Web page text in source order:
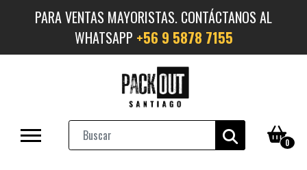
PARA VENTAS MAYORISTAS. CONTÁCTANOS AL
WHATSAPP +56 9 5878 7155
0